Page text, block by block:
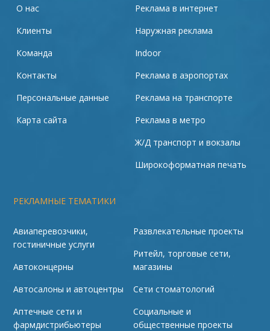
РЕКЛАМНЫЕ ТЕМАТИКИ
О нас
Клиенты
Команда
Контакты
Персональные данные
Карта сайта
Реклама в интернет
Наружная реклама
Indoor
Реклама в аэропортах
Реклама на транспорте
Реклама в метро
Ж/Д транспорт и вокзалы
Широкоформатная печать
Авиаперевозчики,
гостиничные услуги
Автоконцерны
Автосалоны и автоцентры
Аптечные сети и
фармдистрибьютеры
Развлекательные проекты
Ритейл, торговые сети,
магазины
Сети стоматологий
Социальные и
общественные проекты